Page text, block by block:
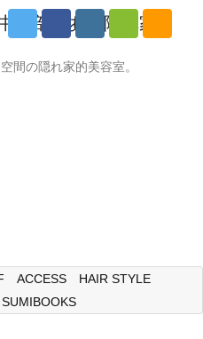
間の隠れ家的美容室。
ACCESS
HAIR STYLE
SUMIBOOKS